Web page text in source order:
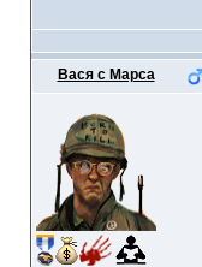
Вася с Марса